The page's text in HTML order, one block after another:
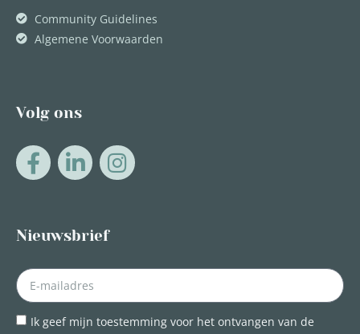
Community Guidelines
Algemene Voorwaarden
Volg ons
Nieuwsbrief
Ik geef mijn toestemming voor het ontvangen van de